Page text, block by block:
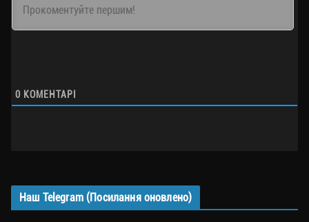
0 КОМЕНТАРІ
Наш Telegram (Посилання оновлено)